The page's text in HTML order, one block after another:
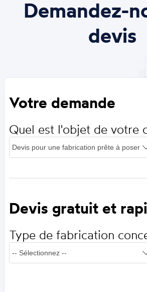
Demandez-
devis
Votre demande
Quel est l'objet de votre
Devis gratuit et
Type de fabrication